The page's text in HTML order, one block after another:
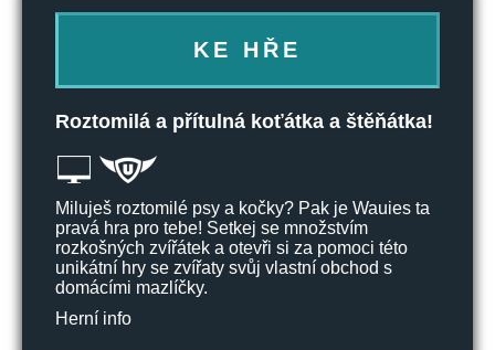
KE HŘE
Roztomilá a přítulná koťátka a štěňátka!
Miluješ roztomilé psy a kočky? Pak je Wauies ta
pravá hra pro tebe! Setkej se množstvím
rozkošných zvířátek a otevři si za pomoci této
unikátní hry se zvířaty svůj vlastní obchod s
domácími mazlíčky.
Herní info